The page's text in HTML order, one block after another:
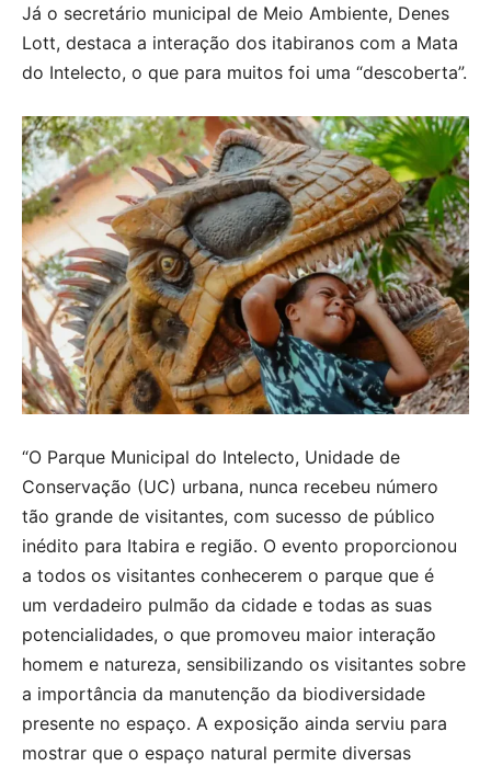
Já o secretário municipal de Meio Ambiente, Denes
Lott, destaca a interação dos itabiranos com a Mata
do Intelecto, o que para muitos foi uma “descoberta”.
“O Parque Municipal do Intelecto, Unidade de
Conservação (UC) urbana, nunca recebeu número
tão grande de visitantes, com sucesso de público
inédito para Itabira e região. O evento proporcionou
a todos os visitantes conhecerem o parque que é
um verdadeiro pulmão da cidade e todas as suas
potencialidades, o que promoveu maior interação
homem e natureza, sensibilizando os visitantes sobre
a importância da manutenção da biodiversidade
presente no espaço. A exposição ainda serviu para
mostrar que o espaço natural permite diversas